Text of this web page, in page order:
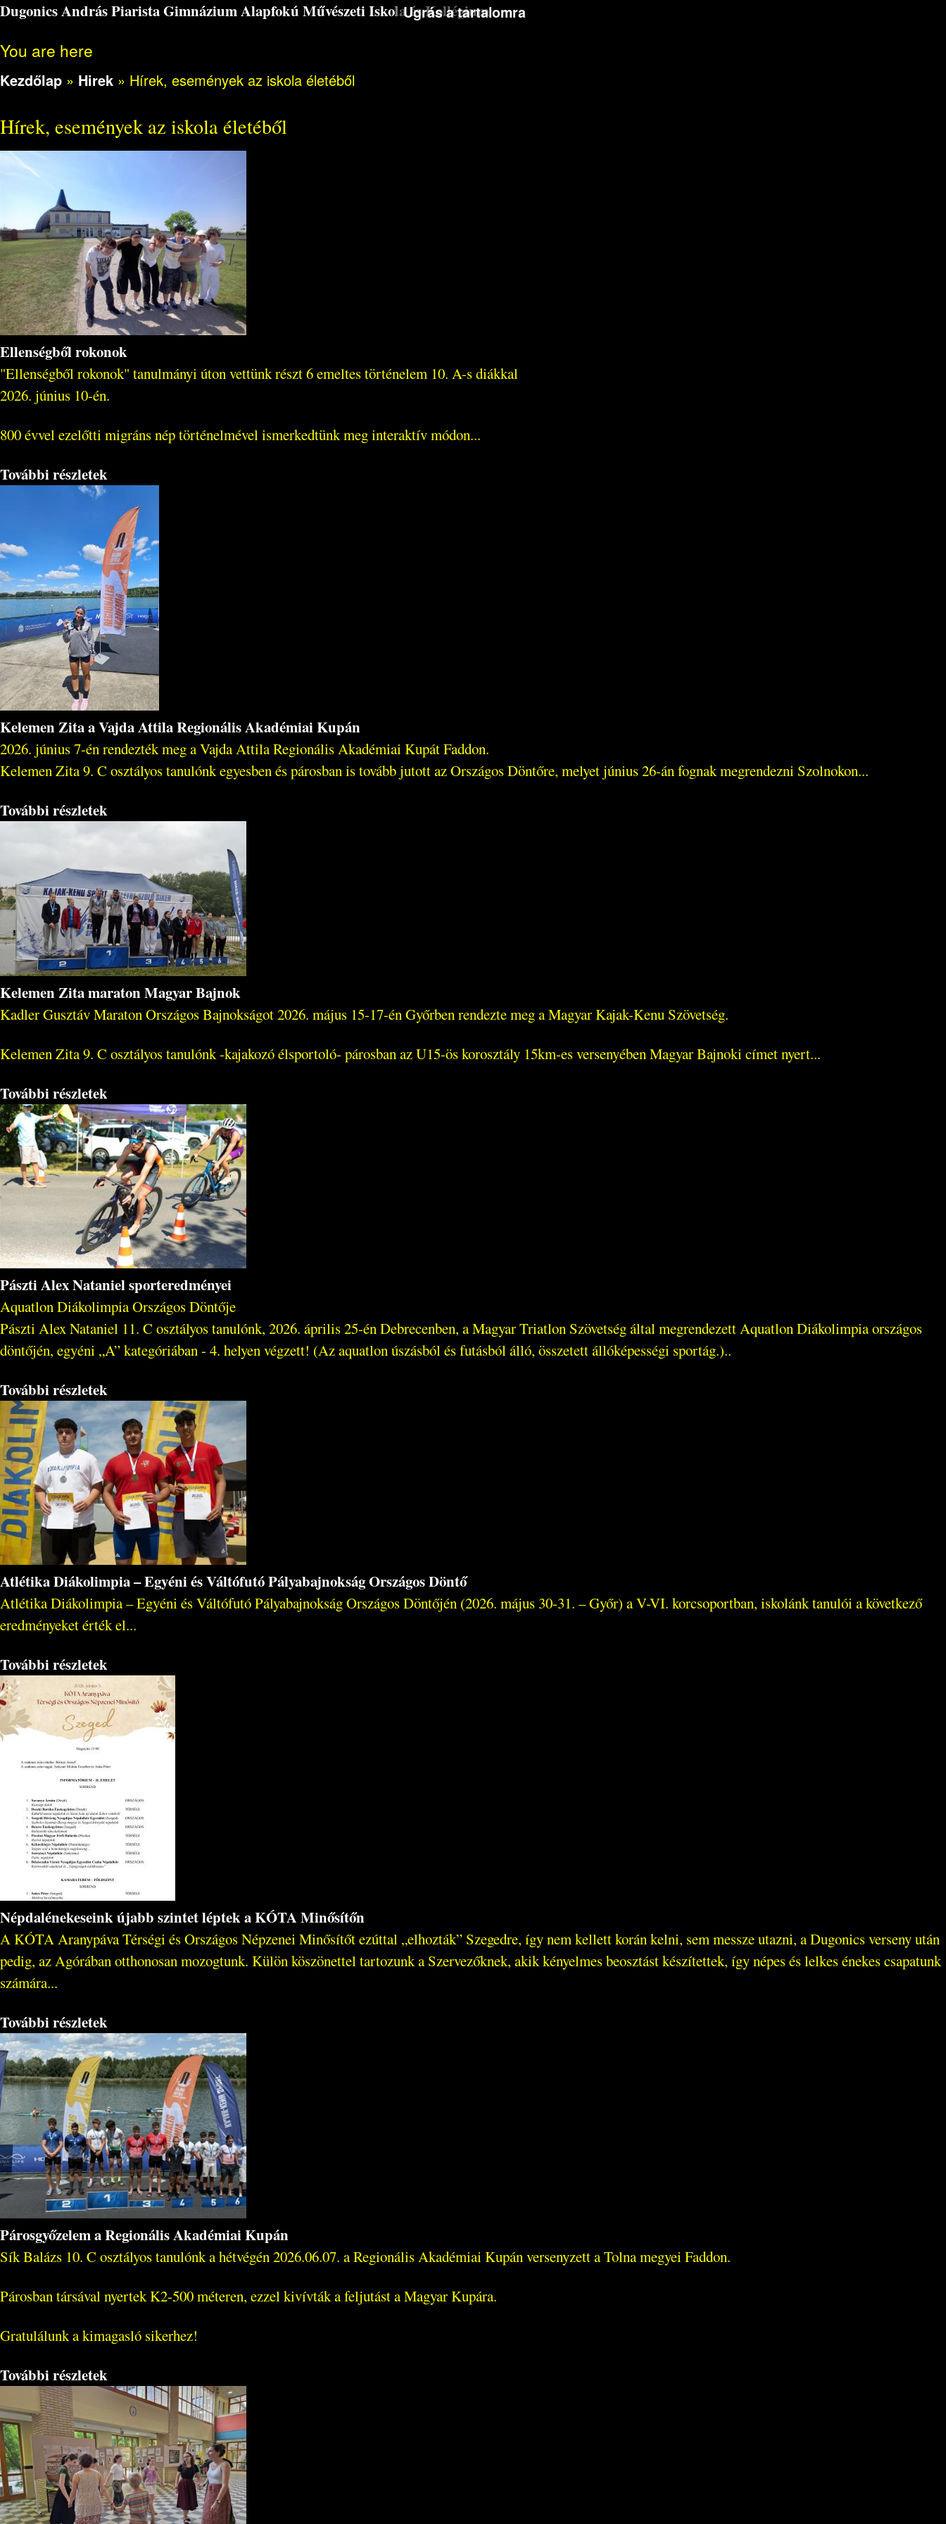
Ugrás a tartalomra
Dugonics András Piarista Gimnázium Alapfokú Művészeti Iskola és Kollégium
You are here
Kezdőlap » Hirek » Hírek, események az iskola életéből
Hírek, események az iskola életéből
Ellenségből rokonok
"Ellenségből rokonok" tanulmányi úton vettünk részt 6 emeltes történelem 10. A-s diákkal
2026. június 10-én.
800 évvel ezelőtti migráns nép történelmével ismerkedtünk meg interaktív módon...
További részletek
Kelemen Zita a Vajda Attila Regionális Akadémiai Kupán
2026. június 7-én rendezték meg a Vajda Attila Regionális Akadémiai Kupát Faddon.
Kelemen Zita 9. C osztályos tanulónk egyesben és párosban is tovább jutott az Országos Döntőre, melyet június 26-án fognak megrendezni Szolnokon...
További részletek
Kelemen Zita maraton Magyar Bajnok
Kadler Gusztáv Maraton Országos Bajnokságot 2026. május 15-17-én Győrben rendezte meg a Magyar Kajak-Kenu Szövetség.
Kelemen Zita 9. C osztályos tanulónk -kajakozó élsportoló- párosban az U15-ös korosztály 15km-es versenyében Magyar Bajnoki címet nyert...
További részletek
Pászti Alex Nataniel sporteredményei
Aquatlon Diákolimpia Országos Döntője
Pászti Alex Nataniel 11. C osztályos tanulónk, 2026. április 25-én Debrecenben, a Magyar Triatlon Szövetség által megrendezett Aquatlon Diákolimpia országos
döntőjén, egyéni „A” kategóriában - 4. helyen végzett! (Az aquatlon úszásból és futásból álló, összetett állóképességi sportág.)..
További részletek
Atlétika Diákolimpia – Egyéni és Váltófutó Pályabajnokság Országos Döntő
Atlétika Diákolimpia – Egyéni és Váltófutó Pályabajnokság Országos Döntőjén (2026. május 30-31. – Győr) a V-VI. korcsoportban, iskolánk tanulói a következő
eredményeket érték el...
További részletek
Népdalénekeseink újabb szintet léptek a KÓTA Minősítőn
A KÓTA Aranypáva Térségi és Országos Népzenei Minősítőt ezúttal „elhozták” Szegedre, így nem kellett korán kelni, sem messze utazni, a Dugonics verseny után
pedig, az Agórában otthonosan mozogtunk. Külön köszönettel tartozunk a Szervezőknek, akik kényelmes beosztást készítettek, így népes és lelkes énekes csapatunk
számára...
További részletek
Párosgyőzelem a Regionális Akadémiai Kupán
Sík Balázs 10. C osztályos tanulónk a hétvégén 2026.06.07. a Regionális Akadémiai Kupán versenyzett a Tolna megyei Faddon.
Párosban társával nyertek K2-500 méteren, ezzel kivívták a feljutást a Magyar Kupára.
Gratulálunk a kimagasló sikerhez!
További részletek